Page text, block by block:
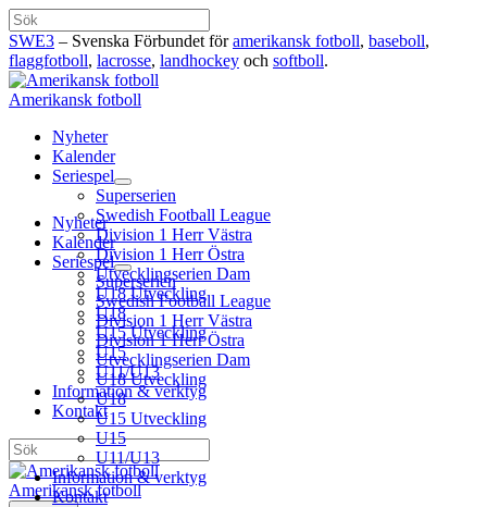
Hoppa
till
innehåll
Sök
SWE3 – Svenska Förbundet föramerikansk fotboll, baseboll,
flaggfotboll, lacrosse, landhockey och softboll.
Amerikansk fotboll
Nyheter
Kalender
Seriespel
Superserien
Swedish Football League
Division 1 Herr Västra
Division 1 Herr Östra
Utvecklingserien Dam
U18 Utveckling
U18
U15 Utveckling
U15
U11/U13
Information & verktyg
Kontakt
Sök
Amerikansk fotboll
Nyheter
Kalender
Seriespel
Superserien
Swedish Football League
Division 1 Herr Västra
Division 1 Herr Östra
Utvecklingserien Dam
U18 Utveckling
U18
U15 Utveckling
U15
U11/U13
Information & verktyg
Kontakt